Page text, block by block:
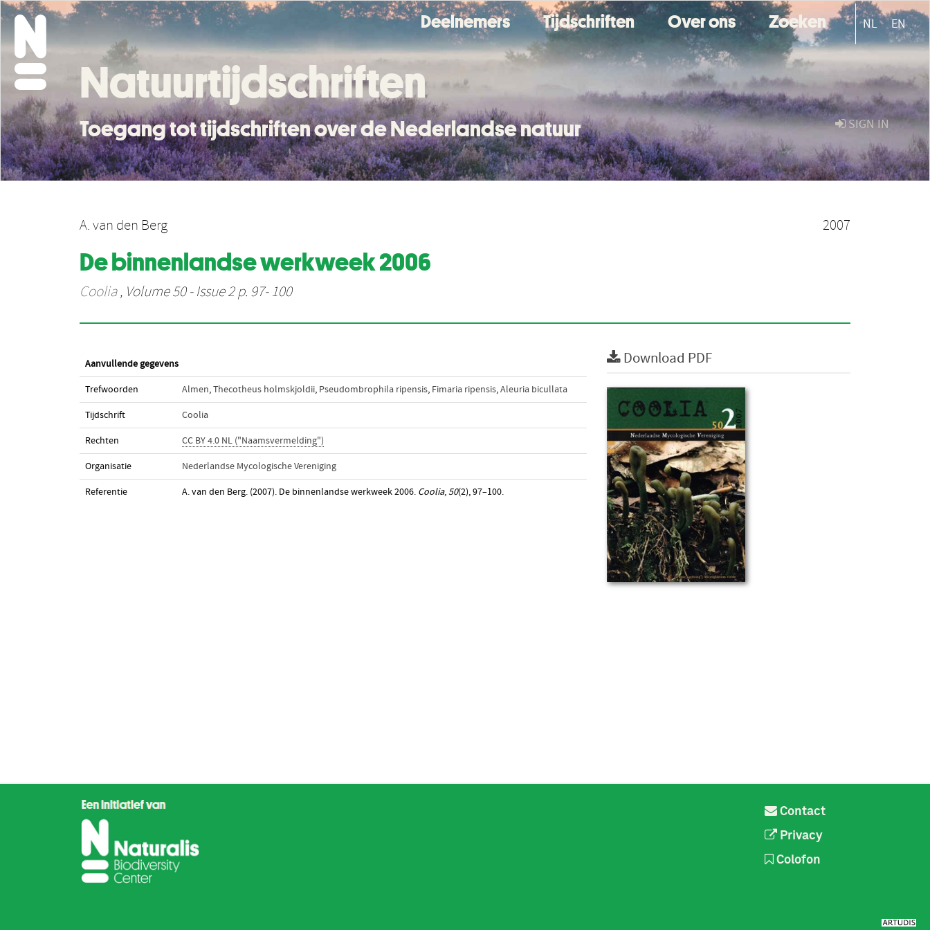
Deelnemers Tijdschriften Over ons Zoeken NL EN
SIGN IN
Natuurtijdschriften
Toegang tot tijdschriften over de Nederlandse natuur
A. van den Berg 2007
De binnenlandse werkweek 2006
Coolia, Volume 50 - Issue 2 p. 97- 100
Aanvullende gegevens
Trefwoorden Almen,Thecotheus holmskjoldii, Pseudombrophila ripensis, Fimaria ripensis,Aleuria bicullata
Tijdschrift Coolia
Rechten CC BY 4.0 NL ("Naamsvermelding")
Organisatie Nederlandse Mycologische Vereniging
Referentie A. van den Berg. (2007). De binnenlandse werkweek 2006. Coolia,50(2), 97–100.
Download PDF
Contact
Privacy
Colofon